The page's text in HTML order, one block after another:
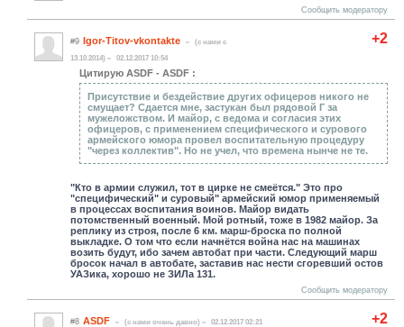
Сообщить модератору
+2
#9 Igor-Titov-vkontakte
(c нами с
13.10.2014)
02.12.2017 10:54
Цитирую ASDF - ASDF :
Присутствие и бездействие других офицеров никого не
смущает? Сдается мне, застукан был рядовой Г за
мужеложством. И майор, с ведома и согласия этих
офицеров, с применением специфического и сурового
армейского юмора провел воспитательную процедуру
"через коллектив". Но не учел, что времена нынче не те.
"Кто в армии служил, тот в цирке не смеётся." Это про
"специфический" и суровый" армейский юмор применяемый
в процессах воспитания воинов. Майор видать
потомственный военный. Мой ротный, тоже в 1982 майор. За
реплику из строя, после 6 км. марш-броска по полной
выкладке. О том что если начнётся война нас на машинах
возить будут, ибо зачем автобат при части. Следующий марш
бросок начал в автобате, заставив нас нести сгоревший остов
УАЗика, хорошо не ЗИЛа 131.
Сообщить модератору
+2
#8 ASDF (c нами очень давно) 02.12.2017 02:21